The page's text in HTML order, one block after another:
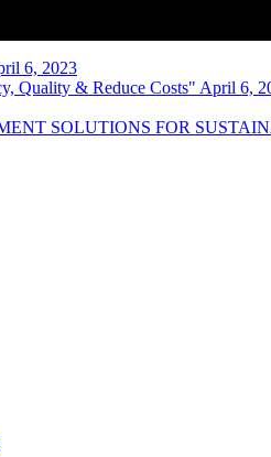
6, 2023
Quality & Reduce Costs" April 6,
SOLUTIONS FOR